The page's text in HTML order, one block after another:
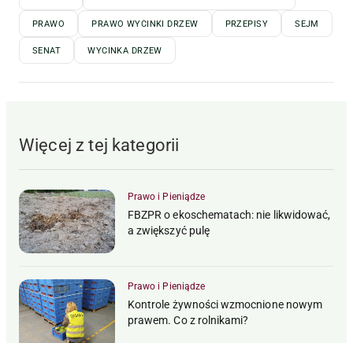
PRAWO PRAWO WYCINKI DRZEW PRZEPISY SEJM
SENAT WYCINKA DRZEW
Więcej z tej kategorii
Prawo i Pieniądze
FBZPR o ekoschematach: nie likwidować,
a zwiększyć pulę
Prawo i Pieniądze
Kontrole żywności wzmocnione nowym
prawem. Co z rolnikami?